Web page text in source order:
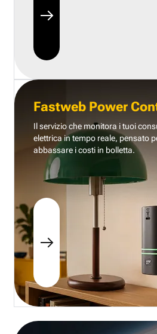
Fastweb Power
Il servizio che monitora i tuoi
elettrica in tempo reale, pensato
abbassare i costi in bolletta.